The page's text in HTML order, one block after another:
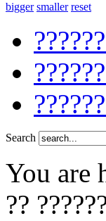
bigger smaller reset
Search
You are
??